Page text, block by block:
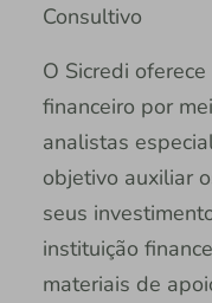
Consultivo
O Sicredi
financeiro por
analistas
objetivo auxiliar
seus
instituição
materiais de